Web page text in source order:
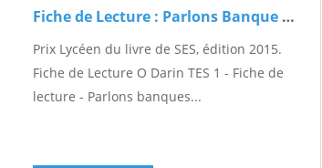
Fiche de Lecture : Parlons Banque en 30 questions
Prix Lycéen du livre de SES, édition 2015.
Fiche de Lecture O Darin TES 1 - Fiche de
lecture - Parlons banques...